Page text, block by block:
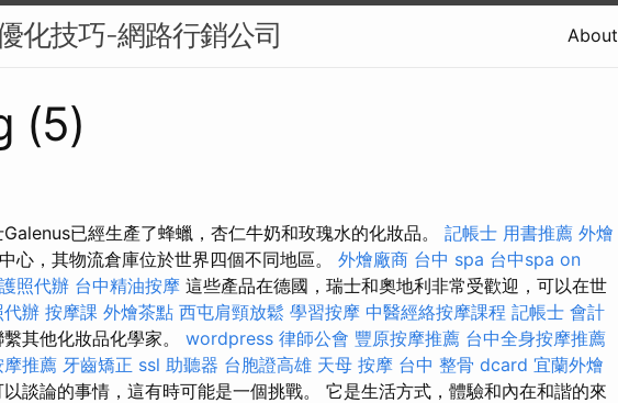
化技巧-網路行銷公司 About
(5)
已經生產了蜂蠟，杏仁牛奶和玫瑰水的化妝品。 記帳士 用書推薦 外燴
心，其物流倉庫位於世界四個不同地區。 外燴廠商 台中 spa 台中spa on
護照代辦 台中精油按摩 這些產品在德國，瑞士和奧地利非常受歡迎，可以在世
代辦 按摩課 外燴茶點 西屯肩頸放鬆 學習按摩 中醫經絡按摩課程 記帳士 會計
其他化妝品化學家。 wordpress 律師公會 豐原按摩推薦 台中全身按摩推薦
摩推薦 牙齒矯正 ssl 助聽器 台胞證高雄 天母 按摩 台中 整骨 dcard 宜蘭外燴
談論的事情，這有時可能是一個挑戰。 它是生活方式，體驗和內在和諧​​的來